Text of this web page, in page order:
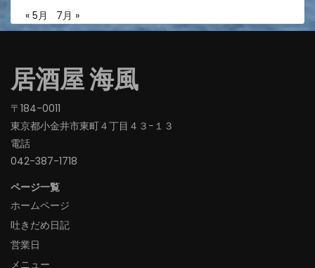
« 5月 7月 »
居酒屋 海風
〒184-0011
東京都小金井市東町４丁目４３−１３
電話
042-387-1718‬
ページ一覧
ホームページ
吐きだめ日記
営業日
メニュー